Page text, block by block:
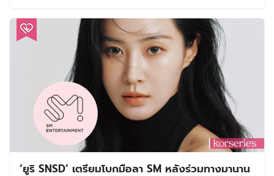
‘ยูริ SNSD’ เตรียมโบกมือลา SM หลังร่วมทางมานาน